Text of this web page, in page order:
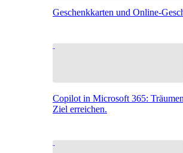
Geschenkkarten und Online-
Copilot in Microsoft 365:
Ziel erreichen.